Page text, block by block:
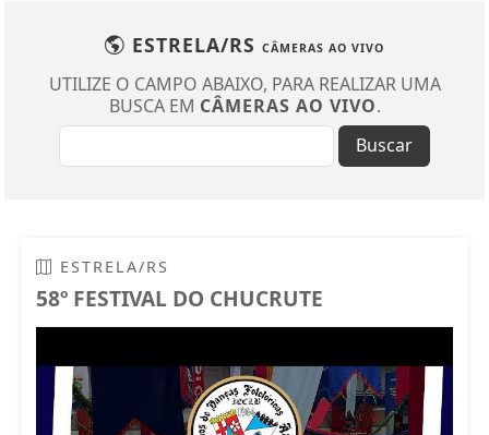
ESTRELA/RS CÂMERAS AO VIVO
UTILIZE O CAMPO ABAIXO, PARA REALIZAR UMA
BUSCA EM CÂMERAS AO VIVO.
Buscar
ESTRELA/RS
58º FESTIVAL DO CHUCRUTE